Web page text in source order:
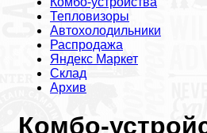
Тепловизоры
Автохолодильники
Распродажа
Яндекс Маркет
Склад
Архив
Комбо-